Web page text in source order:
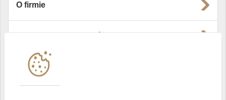
O firmie
Instytucje współpracujące